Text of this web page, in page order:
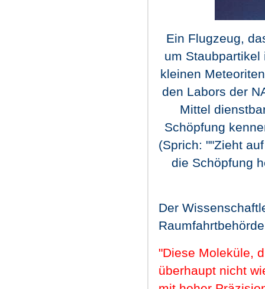
Ein Flugzeug,
um
kleinen
den Labors der
Mittel
Schöpfung
(Sprich: ""Zieht
die Schöpfung
Der
"Diese Moleküle,
überhaupt nicht